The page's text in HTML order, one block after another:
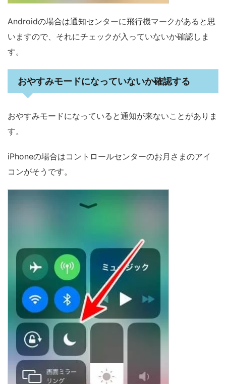
Androidの場合は通知センターに飛行機マークがあると思
いますので、それにチェックが入っていないか確認しま
す。
おやすみモードになっていないか確認する
おやすみモードになっていると通知が来ないことがありま
す。
iPhoneの場合はコントロールセンターのお月さまのアイ
コンがそうです。